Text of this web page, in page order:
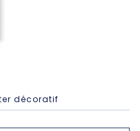
décoratif